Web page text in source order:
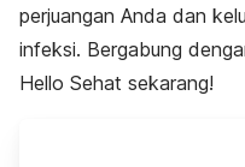
perjuangan Anda dan
infeksi. Bergabung
Hello Sehat sekarang!